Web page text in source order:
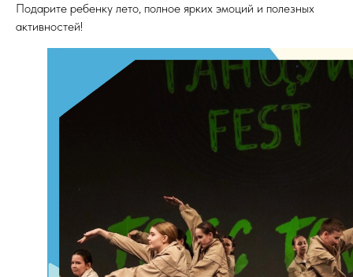
Подарите ребенку лето, полное ярких эмоций и полезных
активностей!